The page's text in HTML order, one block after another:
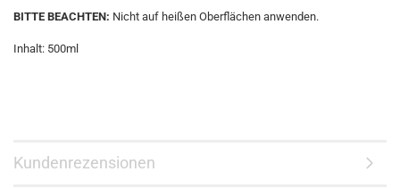
BITTE BEACHTEN: Nicht auf heißen Oberflächen anwenden.
Inhalt: 500ml
Kundenrezensionen